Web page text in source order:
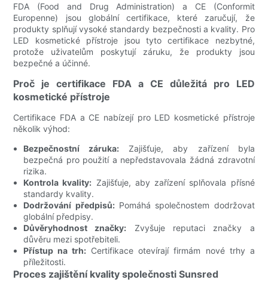
FDA (Food and Drug Administration) a CE (Conformit
Europenne) jsou globální certifikace, které zaručují, že
produkty splňují vysoké standardy bezpečnosti a kvality. Pro
LED kosmetické přístroje jsou tyto certifikace nezbytné,
protože uživatelům poskytují záruku, že produkty jsou
bezpečné a účinné.
Proč je certifikace FDA a CE důležitá pro LED
kosmetické přístroje
Certifikace FDA a CE nabízejí pro LED kosmetické přístroje
několik výhod:
Bezpečnostní záruka: Zajišťuje, aby zařízení byla
bezpečná pro použití a nepředstavovala žádná zdravotní
rizika.
Kontrola kvality: Zajišťuje, aby zařízení splňovala přísné
standardy kvality.
Dodržování předpisů:Pomáhá společnostem dodržovat
globální předpisy.
Důvěryhodnost značky: Zvyšuje reputaci značky a
důvěru mezi spotřebiteli.
Přístup na trh: Certifikace otevírají firmám nové trhy a
příležitosti.
Proces zajištění kvality společnosti Sunsred